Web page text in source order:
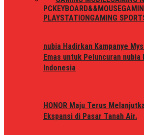
PCKEYBOARD&&MOUSE
PLAYSTATIONGAMING
nubia Hadirkan Kampanye
Emas untuk Peluncuran
Indonesia
HONOR Maju Terus
Ekspansi di Pasar Tanah Air.